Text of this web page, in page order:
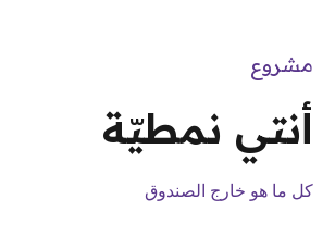
مشروع
أنتي نمطيّة
كل ما هو خارج الصندوق